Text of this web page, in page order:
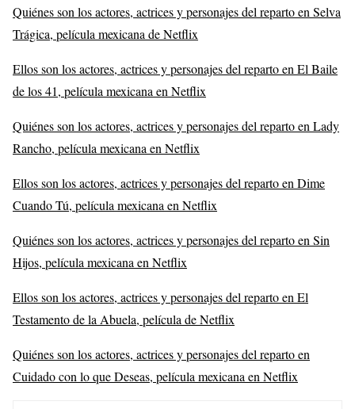
Quiénes son los actores, actrices y personajes del reparto en Selva
Trágica, película mexicana de Netflix
Ellos son los actores, actrices y personajes del reparto en El Baile
de los 41, película mexicana en Netflix
Quiénes son los actores, actrices y personajes del reparto en Lady
Rancho, película mexicana en Netflix
Ellos son los actores, actrices y personajes del reparto en Dime
Cuando Tú, película mexicana en Netflix
Quiénes son los actores, actrices y personajes del reparto en Sin
Hijos, película mexicana en Netflix
Ellos son los actores, actrices y personajes del reparto en El
Testamento de la Abuela, película de Netflix
Quiénes son los actores, actrices y personajes del reparto en
Cuidado con lo que Deseas, película mexicana en Netflix